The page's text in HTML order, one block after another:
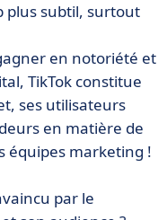
qui engendrent le
du contenu sur
?
plus subtil, surtout
en notoriété et
TikTok constitue
ses utilisateurs
en matière de
équipes marketing !
par le